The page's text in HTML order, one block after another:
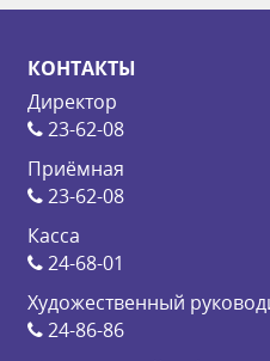
КОНТАКТЫ
Директор
23-62-08
Приёмная
23-62-08
Касса
24-68-01
Художественный
24-86-86